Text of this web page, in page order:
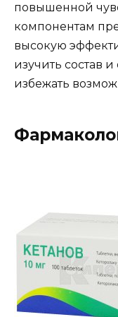
повышенной
компонентам
высокую
изучить состав
избежать